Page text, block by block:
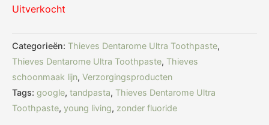
Uitverkocht
Categorieën: Thieves Dentarome Ultra Toothpaste,
Thieves Dentarome Ultra Toothpaste, Thieves
schoonmaak lijn, Verzorgingsproducten
Tags: google, tandpasta, Thieves Dentarome Ultra
Toothpaste, young living, zonder fluoride